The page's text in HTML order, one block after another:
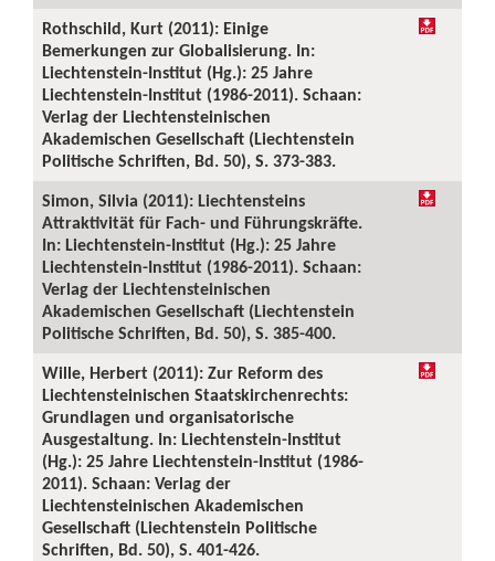
Rothschild, Kurt (2011): Einige
Bemerkungen zur Globalisierung. In:
Liechtenstein-Institut (Hg.): 25 Jahre
Liechtenstein-Institut (1986-2011). Schaan:
Verlag der Liechtensteinischen
Akademischen Gesellschaft (Liechtenstein
Politische Schriften, Bd. 50), S. 373-383.
Simon, Silvia (2011): Liechtensteins
Attraktivität für Fach- und Führungskräfte.
In: Liechtenstein-Institut (Hg.): 25 Jahre
Liechtenstein-Institut (1986-2011). Schaan:
Verlag der Liechtensteinischen
Akademischen Gesellschaft (Liechtenstein
Politische Schriften, Bd. 50), S. 385-400.
Wille, Herbert (2011): Zur Reform des
Liechtensteinischen Staatskirchenrechts:
Grundlagen und organisatorische
Ausgestaltung. In: Liechtenstein-Institut
(Hg.): 25 Jahre Liechtenstein-Institut (1986-
2011). Schaan: Verlag der
Liechtensteinischen Akademischen
Gesellschaft (Liechtenstein Politische
Schriften, Bd. 50), S. 401-426.